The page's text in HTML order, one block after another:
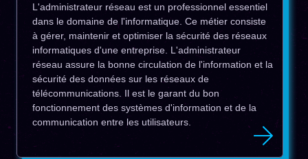
L'administrateur réseau est un professionnel essentiel
dans le domaine de l'informatique. Ce métier consiste
à gérer, maintenir et optimiser la sécurité des réseaux
informatiques d'une entreprise. L'administrateur
réseau assure la bonne circulation de l'information et la
sécurité des données sur les réseaux de
télécommunications. Il est le garant du bon
fonctionnement des systèmes d'information et de la
communication entre les utilisateurs.